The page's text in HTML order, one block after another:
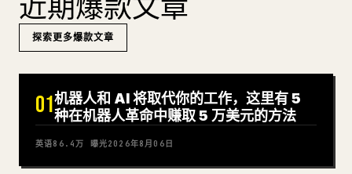
近期爆款文章
探索更多爆款文章
01机器人和 AI 将取代你的工作，这里有 5
种在机器人革命中赚取 5 万美元的方法
英语86.4万 曝光2026年8月06日